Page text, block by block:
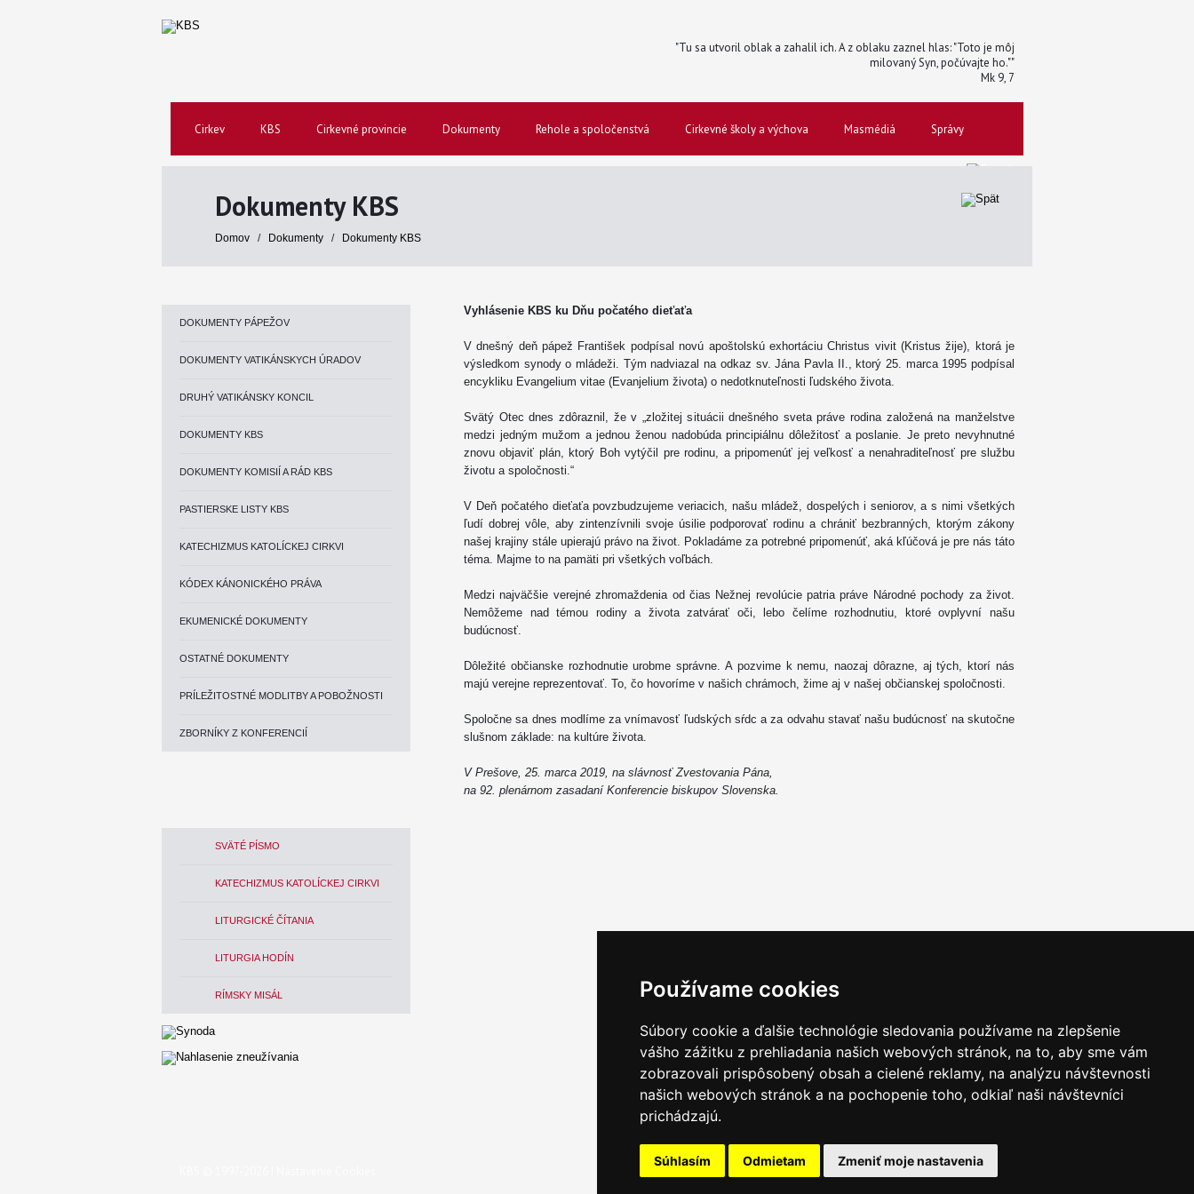
Používame cookies
Súbory cookie a ďalšie technológie sledovania používame na zlepšenie
vášho zážitku z prehliadania našich webových stránok, na to, aby sme vám
zobrazovali prispôsobený obsah a cielené reklamy, na analýzu návštevnosti
našich webových stránok a na pochopenie toho, odkiaľ naši návštevníci
prichádzajú.
Súhlasím Odmietam Zmeniť moje nastavenia
"Tu sa utvoril oblak a zahalil ich. A z oblaku zaznel hlas: "Toto je môj
milovaný Syn, počúvajte ho.""
Mk 9, 7
Cirkev KBS Cirkevné provincie Dokumenty Rehole a spoločenstvá Cirkevné školy a výchova Masmédiá Správy
Dokumenty KBS
Domov / Dokumenty / Dokumenty KBS
DOKUMENTY PÁPEŽOV
DOKUMENTY VATIKÁNSKYCH ÚRADOV
DRUHÝ VATIKÁNSKY KONCIL
DOKUMENTY KBS
DOKUMENTY KOMISIÍ A RÁD KBS
PASTIERSKE LISTY KBS
KATECHIZMUS KATOLÍCKEJ CIRKVI
KÓDEX KÁNONICKÉHO PRÁVA
EKUMENICKÉ DOKUMENTY
OSTATNÉ DOKUMENTY
PRÍLEŽITOSTNÉ MODLITBY A POBOŽNOSTI
ZBORNÍKY Z KONFERENCIÍ
SVÄTÉ PÍSMO
KATECHIZMUS KATOLÍCKEJ CIRKVI
LITURGICKÉ ČÍTANIA
LITURGIA HODÍN
RÍMSKY MISÁL
Vyhlásenie KBS ku Dňu počatého dieťaťa
V dnešný deň pápež František podpísal novú apoštolskú exhortáciu Christus vivit (Kristus žije), ktorá je
výsledkom synody o mládeži. Tým nadviazal na odkaz sv. Jána Pavla II., ktorý 25. marca 1995 podpísal
encykliku Evangelium vitae (Evanjelium života) o nedotknuteľnosti ľudského života.
Svätý Otec dnes zdôraznil, že v „zložitej situácii dnešného sveta práve rodina založená na manželstve
medzi jedným mužom a jednou ženou nadobúda principiálnu dôležitosť a poslanie. Je preto nevyhnutné
znovu objaviť plán, ktorý Boh vytýčil pre rodinu, a pripomenúť jej veľkosť a nenahraditeľnosť pre službu
životu a spoločnosti.“
V Deň počatého dieťaťa povzbudzujeme veriacich, našu mládež, dospelých i seniorov, a s nimi všetkých
ľudí dobrej vôle, aby zintenzívnili svoje úsilie podporovať rodinu a chrániť bezbranných, ktorým zákony
našej krajiny stále upierajú právo na život. Pokladáme za potrebné pripomenúť, aká kľúčová je pre nás táto
téma. Majme to na pamäti pri všetkých voľbách.
Medzi najväčšie verejné zhromaždenia od čias Nežnej revolúcie patria práve Národné pochody za život.
Nemôžeme nad témou rodiny a života zatvárať oči, lebo čelíme rozhodnutiu, ktoré ovplyvní našu
budúcnosť.
Dôležité občianske rozhodnutie urobme správne. A pozvime k nemu, naozaj dôrazne, aj tých, ktorí nás
majú verejne reprezentovať. To, čo hovoríme v našich chrámoch, žime aj v našej občianskej spoločnosti.
Spoločne sa dnes modlíme za vnímavosť ľudských sŕdc a za odvahu stavať našu budúcnosť na skutočne
slušnom základe: na kultúre života.
V Prešove, 25. marca 2019, na slávnosť Zvestovania Pána,
na 92. plenárnom zasadaní Konferencie biskupov Slovenska.
Email servis Kontakt Ochrana osobných udajov